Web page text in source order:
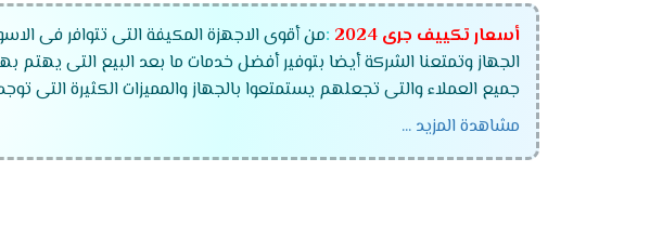
أسعار تكييف جرى 2024
:من أقوى الاجهزة المكيفة التى تتوافر فى
الجهاز وتمتعنا الشركة أيضا بتوفير أفضل خدمات ما بعد البيع التى
جميع العملاء والتى تجعلهم يستمتعوا بالجهاز والمميزات الكثيرة التى
مشاهدة المزيد ...